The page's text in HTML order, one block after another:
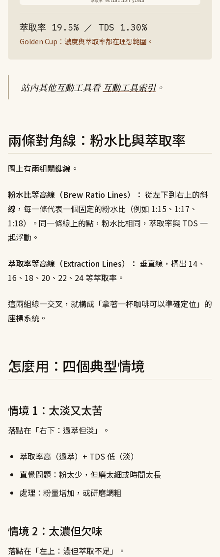
站內其他互動工具看 互動工具索引。
兩條對角線：粉水比與萃取率
圖上有兩組關鍵線。
粉水比等高線（Brew Ratio Lines）： 從左下到右上的斜
線，每一條代表一個固定的粉水比（例如 1:15、1:17、
1:18）。同一條線上的點，粉水比相同，萃取率與 TDS 一
起浮動。
萃取率等高線（Extraction Lines）： 垂直線，標出 14、
16、18、20、22、24 等萃取率。
這兩組線一交叉，就構成「拿著一杯咖啡可以準確定位」的
座標系統。
怎麼用：四個典型情境
情境 1：太淡又太苦
落點在「右下：過萃但淡」。
萃取率高（過萃）+ TDS 低（淡）
直覺問題：粉太少，但磨太細或時間太長
處理：粉量增加，或研磨調粗
情境 2：太濃但欠味
落點在「左上：濃但萃取不足」。